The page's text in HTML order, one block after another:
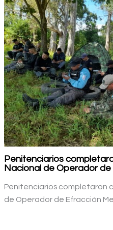
Penitenciarios
Nacional de Operador
Penitenciarios completaron
de Operador de Efracción